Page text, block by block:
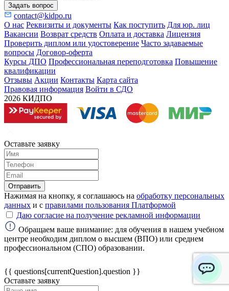
Задать вопрос
contact@kidpo.ru
О нас Реквизиты и документы Как поступить Для юр. лиц
Вакансии Возврат средств Оплата и доставка Лицензия
Проверить диплом или удостоверение Часто задаваемые
вопросы Договор-оферта
Курсы ДПО Профессиональная переподготовка Повышение
квалификации
Отзывы Акции Контакты Карта сайта
Правовая информация Войти в СДО
2026 КИДПО
Оставьте заявку
Отправить
Нажимая на кнопку, я соглашаюсь на обработку персональных
данных и с правилами пользования Платформой
Даю согласие на получение рекламной информации
Обращаем ваше внимание: для обучения в нашем учебном
центре необходим диплом о высшем (ВПО) или среднем
профессиональном (СПО) образовании.
{{ questions[currentQuestion].question }}
Оставьте заявку